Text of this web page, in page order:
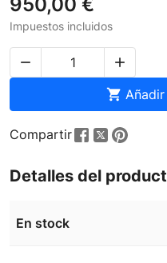
950,00 €
Impuestos incluidos



Compartir
Detalles del
En stock